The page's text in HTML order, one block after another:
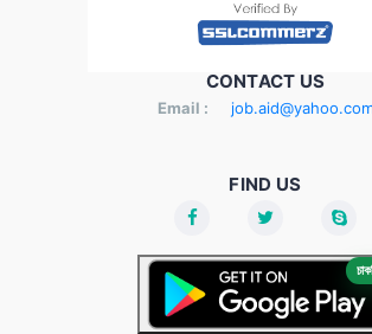
CONTACT US
Email :
FIND US